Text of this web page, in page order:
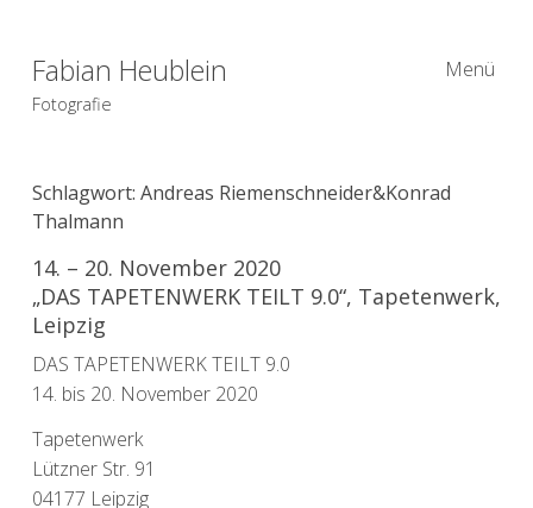
Fabian Heublein
Fotografie
Menü
Schlagwort: Andreas Riemenschneider&Konrad
Thalmann
14. – 20. November 2020
„DAS TAPETENWERK TEILT 9.0“, Tapetenwerk,
Leipzig
DAS TAPETENWERK TEILT 9.0
14. bis 20. November 2020
Tapetenwerk
Lützner Str. 91
04177 Leipzig